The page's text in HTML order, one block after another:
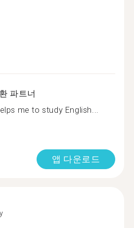
파트너
me to study English...
앱 다운로드